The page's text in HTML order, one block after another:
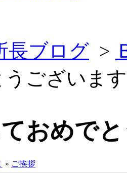
長ブログ >
ございま
おめで
» ご挨拶